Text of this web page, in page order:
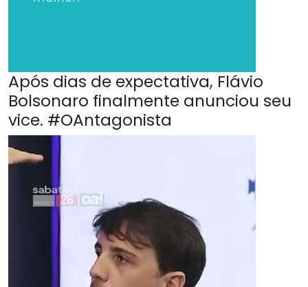
Após dias de expectativa, Flávio
Bolsonaro finalmente anunciou seu
vice. #OAntagonista